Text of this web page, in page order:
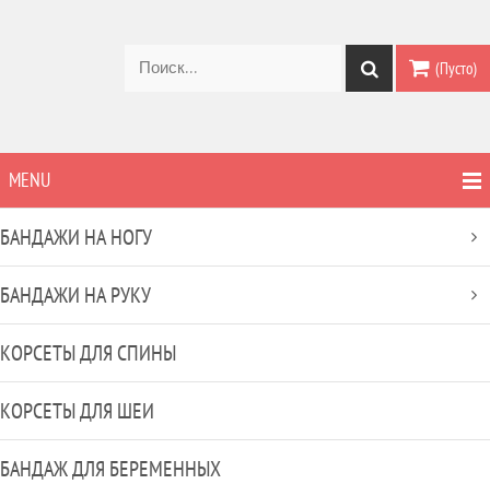
(Пусто)
MENU
БАНДАЖИ НА НОГУ
БАНДАЖИ НА РУКУ
КОРСЕТЫ ДЛЯ СПИНЫ
КОРСЕТЫ ДЛЯ ШЕИ
БАНДАЖ ДЛЯ БЕРЕМЕННЫХ